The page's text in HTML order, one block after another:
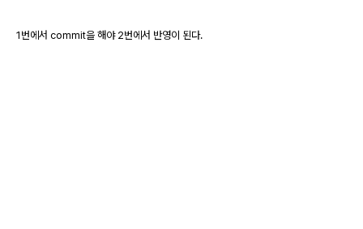
1번에서 commit을 해야 2번에서 반영이 된다.